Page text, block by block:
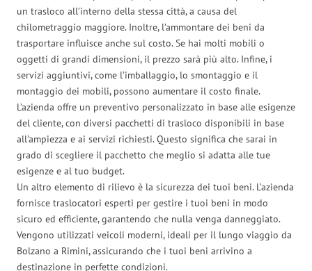
un trasloco all’interno della stessa città, a causa del
chilometraggio maggiore. Inoltre, l’ammontare dei beni da
trasportare influisce anche sul costo. Se hai molti mobili o
oggetti di grandi dimensioni, il prezzo sarà più alto. Infine, i
servizi aggiuntivi, come l’imballaggio, lo smontaggio e il
montaggio dei mobili, possono aumentare il costo finale.
L’azienda offre un preventivo personalizzato in base alle esigenze
del cliente, con diversi pacchetti di trasloco disponibili in base
all’ampiezza e ai servizi richiesti. Questo significa che sarai in
grado di scegliere il pacchetto che meglio si adatta alle tue
esigenze e al tuo budget.
Un altro elemento di rilievo è la sicurezza dei tuoi beni. L’azienda
fornisce traslocatori esperti per gestire i tuoi beni in modo
sicuro ed efficiente, garantendo che nulla venga danneggiato.
Vengono utilizzati veicoli moderni, ideali per il lungo viaggio da
Bolzano a Rimini, assicurando che i tuoi beni arrivino a
destinazione in perfette condizioni.